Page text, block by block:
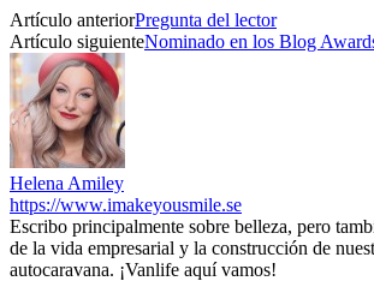
Artículo anteriorPregunta del lector
Artículo siguienteNominado en los Blog
Helena Amiley
https://www.imakeyousmile.se
Escribo principalmente sobre belleza, pero
de la vida empresarial y la construcción de
autocaravana. ¡Vanlife aquí vamos!